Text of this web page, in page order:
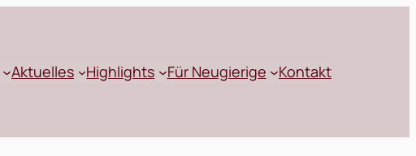
Aktuelles Highlights Für Neugierige Kontakt